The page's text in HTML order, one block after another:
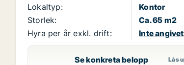
Lokaltyp:
Kontor
Storlek:
Ca. 65 m2
Hyra per år exkl. drift:
Inte angivet
Se konkreta belopp